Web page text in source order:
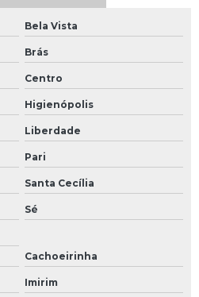
Bela Vista
Brás
Centro
Higienópolis
Liberdade
Pari
Santa Cecília
Sé
Cachoeirinha
Imirim